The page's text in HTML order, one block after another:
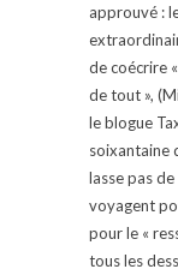
approuvé :
de coécrire
de tout »,
le blogue
soixantaine
lasse pas
voyagent
pour le «
tous les